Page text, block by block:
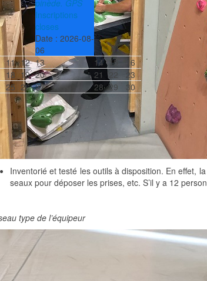
Inventorié et testé les outils à disposition. En effet,
seaux pour déposer les prises, etc. S’il y a 12
type de l’équipeur
pinède. GPS
Inscriptions
closes
Date : 2026-08-
06
11 12 13 14 15
16
18 19 20 21 22
23
25 26 27 28 29
30